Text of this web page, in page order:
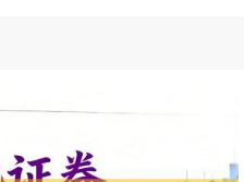
+164.40 +2.13%